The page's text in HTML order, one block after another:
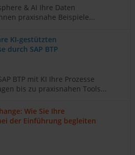
& AI Ihre Daten
praxisnahe Beispiele...
KI-gestützten
durch SAP BTP
BTP mit KI Ihre Prozesse
bis zu praxisnahen Tools...
Wie Sie Ihre
der Einführung begleiten